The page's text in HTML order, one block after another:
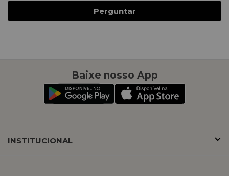
Perguntar
Baixe nosso App
INSTITUCIONAL